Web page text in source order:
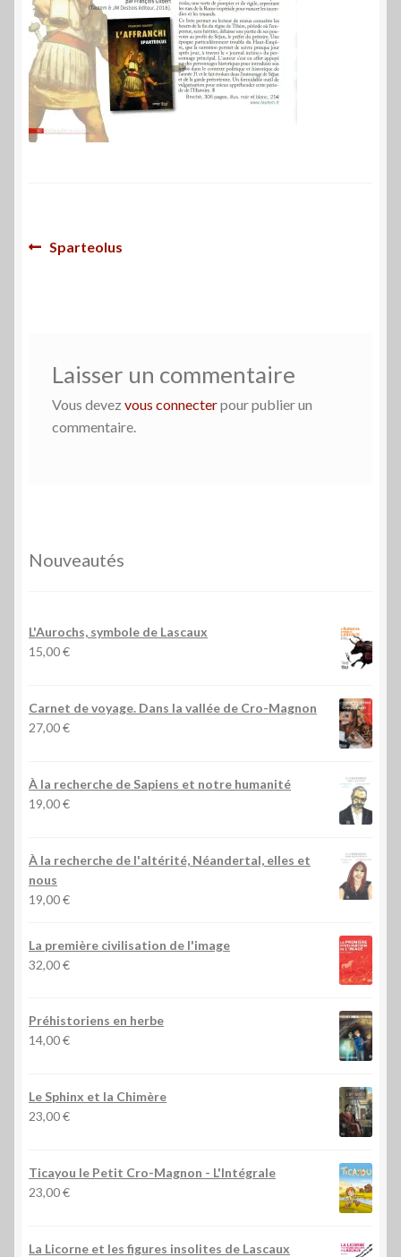
Navigation
Article
Sparteolus
Laisser un commentaire
Vous devez vous connecterpour publier un
commentaire.
Nouveautés
L'Aurochs, symbole de Lascaux
15,00€
Carnet de voyage. Dans la vallée de Cro-Magnon
27,00€
À la recherche de Sapiens et notre humanité
19,00€
À la recherche de l'altérité, Néandertal, elles et
nous
19,00€
La première civilisation de l'image
32,00€
Préhistoriens en herbe
14,00€
Le Sphinx et la Chimère
23,00€
Ticayou le Petit Cro-Magnon - L'Intégrale
23,00€
La Licorne et les figures insolites de Lascaux